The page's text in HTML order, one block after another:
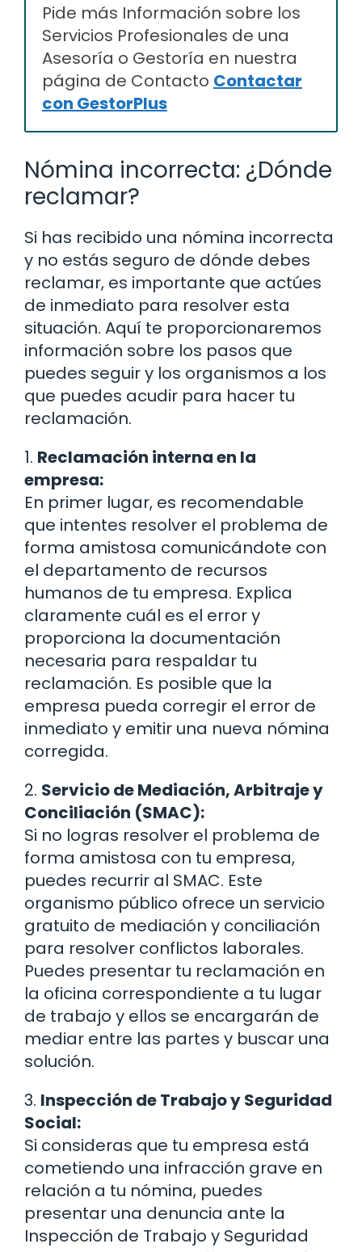
Pide más Información sobre los
Servicios Profesionales de una
Asesoría o Gestoría en nuestra
página de Contacto Contactar
con GestorPlus
Nómina incorrecta: ¿Dónde
reclamar?
Si has recibido una nómina incorrecta
y no estás seguro de dónde debes
reclamar, es importante que actúes
de inmediato para resolver esta
situación. Aquí te proporcionaremos
información sobre los pasos que
puedes seguir y los organismos a los
que puedes acudir para hacer tu
reclamación.
1. Reclamación interna en la
empresa:
En primer lugar, es recomendable
que intentes resolver el problema de
forma amistosa comunicándote con
el departamento de recursos
humanos de tu empresa. Explica
claramente cuál es el error y
proporciona la documentación
necesaria para respaldar tu
reclamación. Es posible que la
empresa pueda corregir el error de
inmediato y emitir una nueva nómina
corregida.
2. Servicio de Mediación, Arbitraje y
Conciliación (SMAC):
Si no logras resolver el problema de
forma amistosa con tu empresa,
puedes recurrir al SMAC. Este
organismo público ofrece un servicio
gratuito de mediación y conciliación
para resolver conflictos laborales.
Puedes presentar tu reclamación en
la oficina correspondiente a tu lugar
de trabajo y ellos se encargarán de
mediar entre las partes y buscar una
solución.
3. Inspección de Trabajo y Seguridad
Social:
Si consideras que tu empresa está
cometiendo una infracción grave en
relación a tu nómina, puedes
presentar una denuncia ante la
Inspección de Trabajo y Seguridad